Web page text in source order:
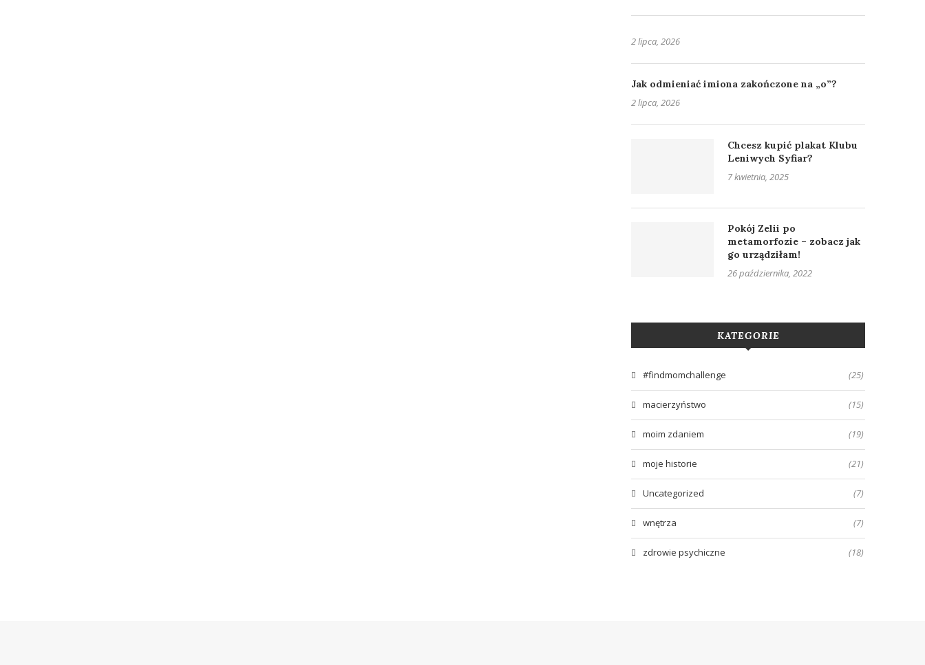
2 lipca, 2026
Jak odmieniać imiona zakończone na „o”?
2 lipca, 2026
Chcesz kupić plakat Klubu
Leniwych Syfiar?
7 kwietnia, 2025
Pokój Zelii po
metamorfozie – zobacz jak
go urządziłam!
26 października, 2022
KATEGORIE
#findmomchallenge (25)
macierzyństwo (15)
moim zdaniem (19)
moje historie (21)
Uncategorized (7)
wnętrza (7)
zdrowie psychiczne (18)